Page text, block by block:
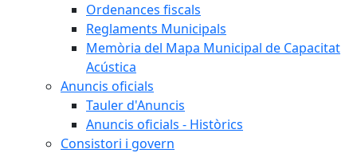
Ordenances fiscals
Reglaments Municipals
Memòria del Mapa Municipal de Capacitat
Acústica
Anuncis oficials
Tauler d'Anuncis
Anuncis oficials - Històrics
Consistori i govern